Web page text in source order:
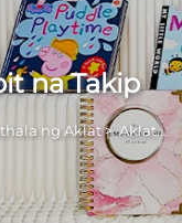
na Takip
ng Aklat>Aklat na May Mahigpit na Takip